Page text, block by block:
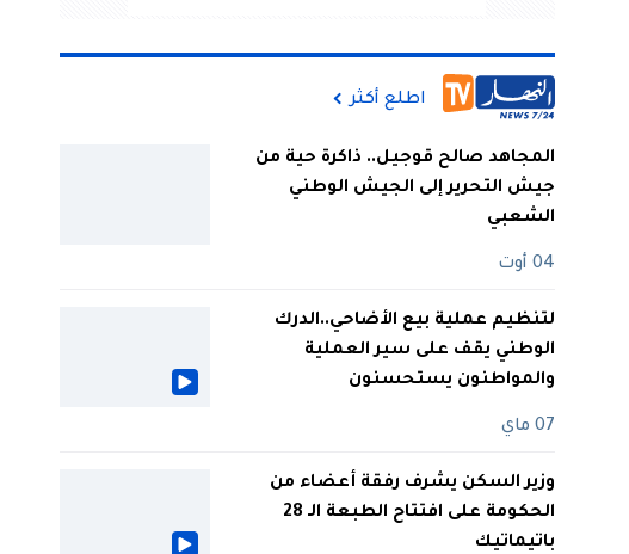
اطلع أكثر
المجاهد صالح قوجيل.. ذاكرة حية من
جيش التحرير إلى الجيش الوطني
الشعبي
04 أوت
لتنظيم عملية بيع الأضاحي..الدرك
الوطني يقف على سير العملية
والمواطنون يستحسنون
07 ماي
وزير السكن يشرف رفقة أعضاء من
الحكومة على افتتاح الطبعة الـ 28
باتيماتيك